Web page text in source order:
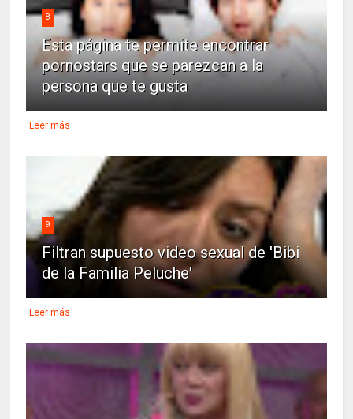
8
Esta página te permite encontrar
pornostars que se parezcan a la
persona que te gusta
Leer más
9
Filtran supuesto video sexual de 'Bibi
de la Familia Peluche'
Leer más